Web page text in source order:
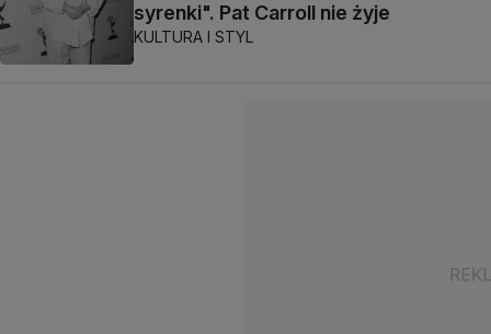
syrenki". Pat Carroll nie żyje
KULTURA I STYL